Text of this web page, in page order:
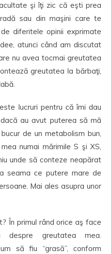
şi îţi zic că eşti prea
sau din maşini care te
diferitele opinii exprimate
atunci când am discutat
nu avea tocmai greutatea
greutatea la bărbaţi,
lucruri pentru că îmi dau
au avut puterea să mă
de un metabolism bun,
numai mărimile S şi XS,
unde să conteze neapărat
seama ce putere mare de
Mai ales asupra unor
În primul rând orice aş face
greutatea mea.
să fiu “grasă”, conform